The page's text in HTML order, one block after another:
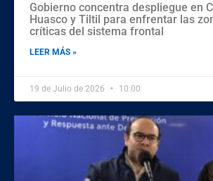
Gobierno concentra despliegue en
Huasco y Tiltil para enfrentar las
críticas del sistema frontal
LEER MÁS »
19 de Julio de 2026 10:00